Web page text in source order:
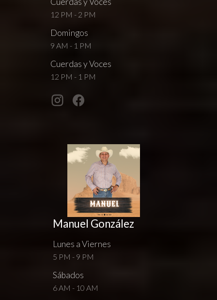
12 PM - 2 PM
Domingos
9 AM - 1 PM
Cuerdas y Voces
12 PM - 1 PM
Manuel González
Lunes a Viernes
5 PM - 9 PM
Sábados
6 AM - 10 AM